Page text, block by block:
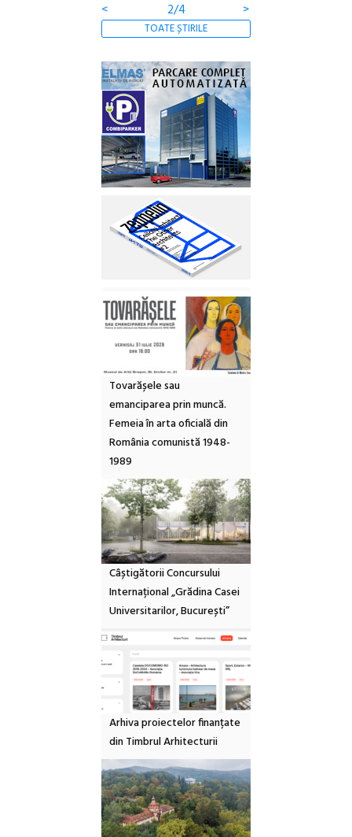
< 2/4 >
TOATE ȘTIRILE
Tovarășele sau
emanciparea prin muncă.
Femeia în arta oficială din
România comunistă 1948-
1989
Câștigătorii Concursului
Internațional „Grădina Casei
Universitarilor, București”
Arhiva proiectelor finanțate
din Timbrul Arhitecturii